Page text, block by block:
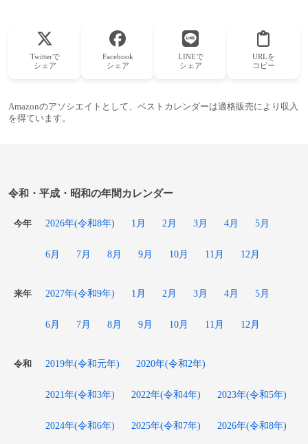
Twitterで
シェア
Facebook
シェア
LINEで
シェア
URLを
コピー
Amazonのアソシエイトとして、ベストカレンダーは適格販売により収入
を得ています。
令和・平成・昭和の年間カレンダー
今年 2026年(令和8年) 1月 2月 3月 4月 5月
6月 7月 8月 9月 10月 11月 12月
来年 2027年(令和9年) 1月 2月 3月 4月 5月
6月 7月 8月 9月 10月 11月 12月
令和 2019年(令和元年) 2020年(令和2年)
2021年(令和3年) 2022年(令和4年) 2023年(令和5年)
2024年(令和6年) 2025年(令和7年) 2026年(令和8年)